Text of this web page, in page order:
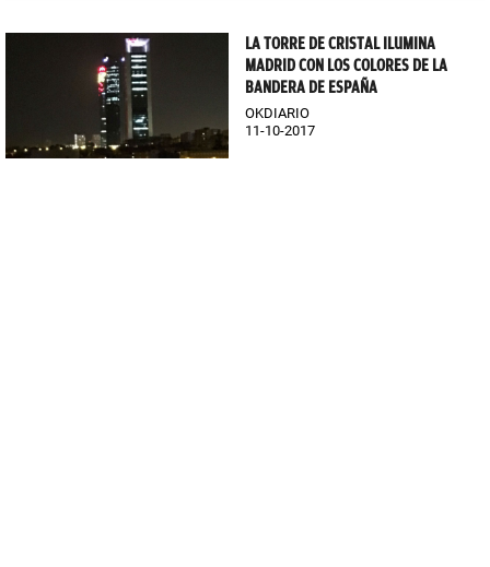
LA TORRE DE CRISTAL ILUMINA
MADRID CON LOS COLORES DE LA
BANDERA DE ESPAÑA
OKDIARIO
11-10-2017